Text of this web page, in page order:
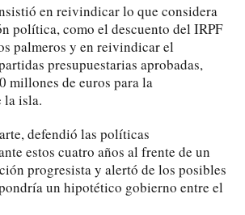
en reivindicar lo que considera
política, como el descuento del IRPF
palmeros y en reivindicar el
presupuestarias aprobadas,
millones de euros para la
la isla.
defendió las políticas
estos cuatro años al frente de un
progresista y alertó de los posibles
un hipotético gobierno entre el